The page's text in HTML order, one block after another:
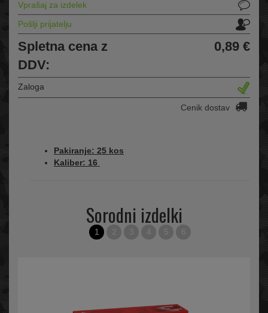
Vprašaj za izdelek
Pošlji prijatelju
Spletna cena z
DDV:
0,89 €
Zaloga
Cenik dostav
Pakiranje: 25 kos
Kaliber: 16
Sorodni izdelki
1 2 3 4 5 6